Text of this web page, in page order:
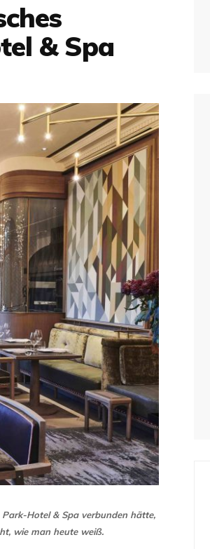
& Spa
Hotel & Spa verbunden hätte,
wie man heute weiß.